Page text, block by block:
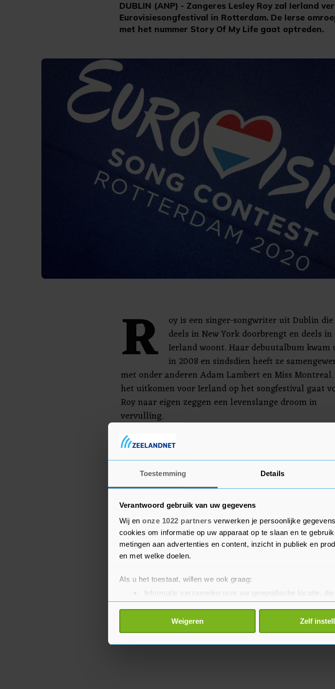
Toestemming Details
Verantwoord gebruik van uw gegevens
Wij en onze 1022 partners verwerken je persoonlijke
cookies om informatie op uw apparaat op te slaan en te
metingen aan advertenties en content, inzicht in publiek en
en met welke doelen.
Als u het toestaat, willen we ook graag:
Informatie verzamelen over uw geografische locatie,
Uw apparaat identificeren door het actief te scannen
Lees meer over hoe uw persoonlijke gegevens worden
toestemming op elk moment wijzigen of intrekken in de
Weigeren Zelf
DUBLIN (ANP) - Zangeres Lesley Roy zal Ierland
Eurovisiesongfestival in Rotterdam. De Ierse
met het nummer Story Of My Life gaat optreden.
R
oy is een singer-songwriter uit Dublin die
deels in New York doorbrengt en deels in
Ierland woont. Haar debuutalbum kwam
in 2008 en sindsdien heeft ze
met onder anderen Adam Lambert en Miss
het uitkomen voor Ierland op het songfestival gaat
Roy naar eigen zeggen een levenslange droom in
vervulling.
De clip van Story Of My Life gaat donderdagochtend om
halve finale op dinsdag 12 mei al in actie. Ze staat dan
onder meer tegenover Australië, België en Zweden.